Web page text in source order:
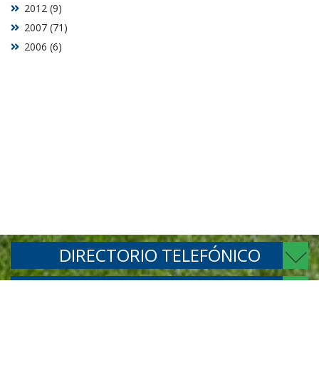
2006 (6)
2007 (71)
2012 (9)
DIRECTORIO TELEFÓNICO